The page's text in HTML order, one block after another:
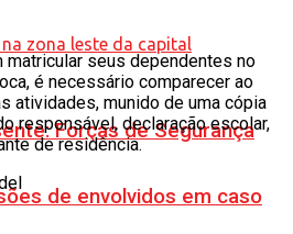
Forças de Segurança
de envolvidos em caso
seus dependentes no
é necessário comparecer ao
atividades, munido de uma cópia
responsável, declaração escolar,
de residência.